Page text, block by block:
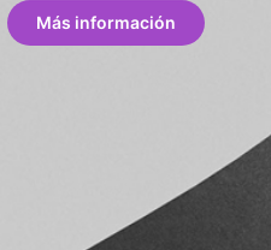
Más información